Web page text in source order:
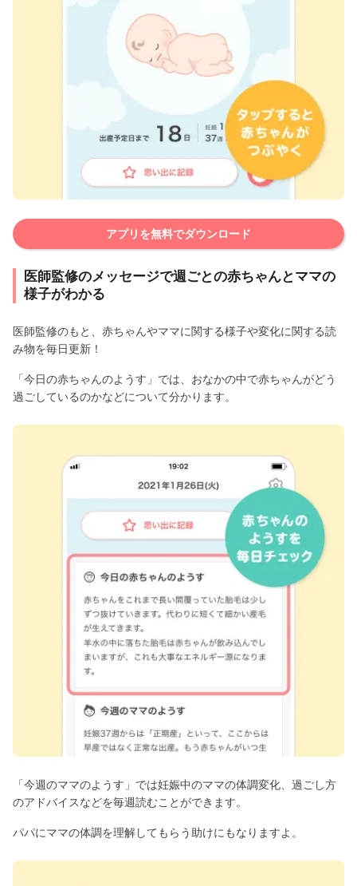
アプリを無料でダウンロード
医師監修のメッセージで週ごとの赤ちゃんとママの
様子がわかる
医師監修のもと、赤ちゃんやママに関する様子や変化に関する読
み物を毎日更新！
「今日の赤ちゃんのようす」では、おなかの中で赤ちゃんがどう
過ごしているのかなどについて分かります。
「今週のママのようす」では妊娠中のママの体調変化、過ごし方
のアドバイスなどを毎週読むことができます。
パパにママの体調を理解してもらう助けにもなりますよ。